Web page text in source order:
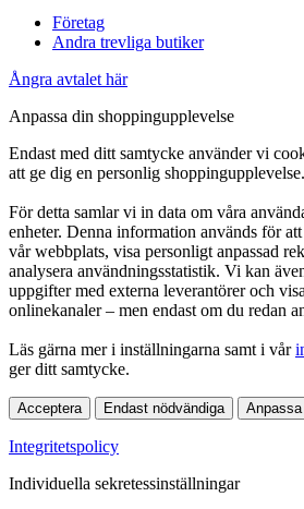
Företag
Andra trevliga butiker
Ångra avtalet här
Anpassa din shoppingupplevelse
Endast med ditt samtycke använder vi
att ge dig en personlig shoppingupplevelse.
För detta samlar vi in data om våra
enheter. Denna information används för
vår webbplats, visa personligt anpassad
analysera användningsstatistik. Vi kan
uppgifter med externa leverantörer och
onlinekanaler – men endast om du redan
Läs gärna mer i inställningarna samt i vår
ger ditt samtycke.
Acceptera Endast nödvändiga
Integritetspolicy
Individuella sekretessinställningar